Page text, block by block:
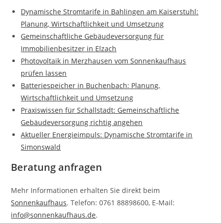
Dynamische Stromtarife in Bahlingen am Kaiserstuhl:
Planung, Wirtschaftlichkeit und Umsetzung
Gemeinschaftliche Gebäudeversorgung für
Immobilienbesitzer in Elzach
Photovoltaik in Merzhausen vom Sonnenkaufhaus
prüfen lassen
Batteriespeicher in Buchenbach: Planung,
Wirtschaftlichkeit und Umsetzung
Praxiswissen für Schallstadt: Gemeinschaftliche
Gebäudeversorgung richtig angehen
Aktueller Energieimpuls: Dynamische Stromtarife in
Simonswald
Beratung anfragen
Mehr Informationen erhalten Sie direkt beim
Sonnenkaufhaus. Telefon: 0761 88898600, E-Mail:
info@sonnenkaufhaus.de.